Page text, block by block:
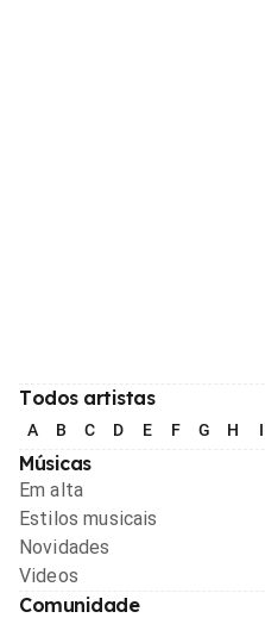
Todos artistas
A B C D E F G H I
Músicas
Em alta
Estilos musicais
Novidades
Videos
Comunidade